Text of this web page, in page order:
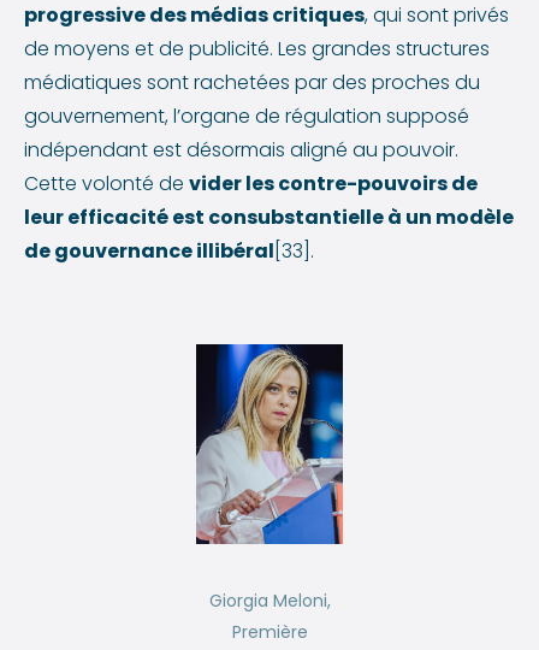
progressive des médias critiques, qui sont privés
de moyens et de publicité. Les grandes structures
médiatiques sont rachetées par des proches du
gouvernement, l’organe de régulation supposé
indépendant est désormais aligné au pouvoir.
Cette volonté de vider les contre-pouvoirs de
leur efficacité est consubstantielle à un modèle
de gouvernance illibéral [33].
Giorgia Meloni,
Première